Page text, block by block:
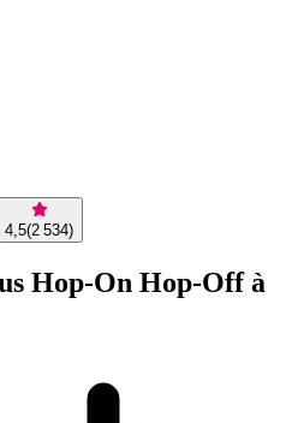
4,5(2 534)
Hop-On Hop-Off à